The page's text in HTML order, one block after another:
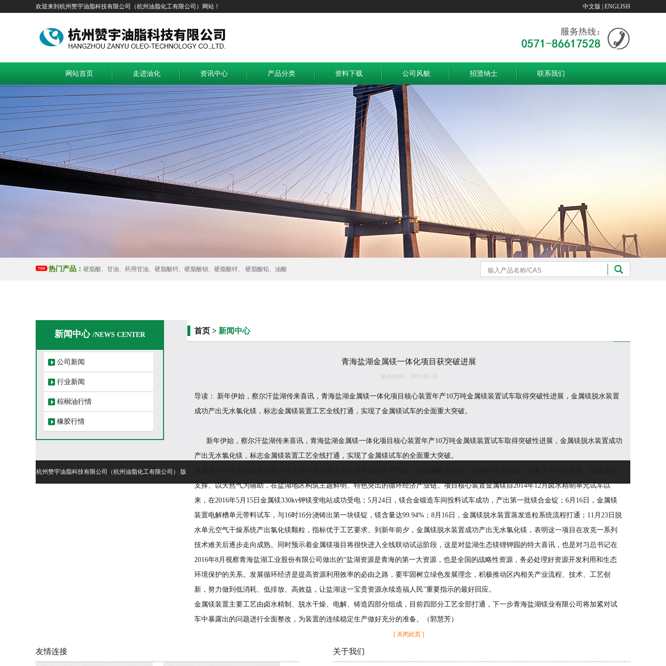
欢迎来到杭州赞宇油脂科技有限公司（杭州油脂化工有限公司）网站！ 中文版 ENGLISH
网站首页 走进油化 资讯中心 产品分类 资料下载 公司风貌 招贤纳士 联系我们
热门产品： 硬脂酸、甘油、药用甘油、硬脂酸钙、硬脂酸钡、硬脂酸锌、 硬脂酸铅、油酸
新闻中心 /NEWS CENTER
公司新闻
行业新闻
棕榈油行情
橡胶行情
首页 > 新闻中心
青海盐湖金属镁一体化项目获突破进展
发布时间：2019-06-20
导读： 新年伊始，察尔汗盐湖传来喜讯，青海盐湖金属镁一体化项目核心装置年产10万吨金属镁装置试车取得突破性进展，金属镁脱水装置
成功产出无水氯化镁，标志金属镁装置工艺全线打通，实现了金属镁试车的全面重大突破。
新年伊始，察尔汗盐湖传来喜讯，青海盐湖金属镁一体化项目核心装置年产10万吨金属镁装置试车取得突破性进展，金属镁脱水装置成功
产出无水氯化镁，标志金属镁装置工艺全线打通，实现了金属镁试车的全面重大突破。
支撑、以天然气为辅助，在盐湖地区构筑主题鲜明、特色突出的循环经济产业链。项目核心装置金属镁自2014年12月卤水精制单元试车以
来，在2016年5月15日金属镁330kv钾镁变电站成功受电；5月24日，镁合金锻造车间投料试车成功，产出第一批镁合金锭；6月16日，金属镁
装置电解槽单元带料试车，与16时16分浇铸出第一块镁锭，镁含量达99.94%；8月16日，金属镁脱水装置蒸发造粒系统流程打通；11月23日脱
水单元空气干燥系统产出氯化镁颗粒，指标优于工艺要求。到新年前夕，金属镁脱水装置成功产出无水氯化镁，表明这一项目在攻克一系列
技术难关后逐步走向成熟。同时预示着金属镁项目将很快进入全线联动试运阶段，这是对盐湖生态镁锂钾园的特大喜讯，也是对习总书记在
2016年8月视察青海盐湖工业股份有限公司做出的“盐湖资源是青海的第一大资源，也是全国的战略性资源，务必处理好资源开发利用和生态
环境保护的关系。发展循环经济是提高资源利用效率的必由之路，要牢固树立绿色发展理念，积极推动区内相关产业流程、技术、工艺创
新，努力做到低消耗、低排放、高效益，让盐湖这一宝贵资源永续造福人民”重要指示的最好回应。
金属镁装置主要工艺由卤水精制、脱水干燥、电解、铸造四部分组成，目前四部分工艺全部打通，下一步青海盐湖镁业有限公司将加紧对试
车中暴露出的问题进行全面整改，为装置的连续稳定生产做好充分的准备。（郭慧芳）
[ 关闭此页 ]
友情连接 关于我们
杭州赞宇油脂科技有限公司（杭州油脂化工有限公司） 版